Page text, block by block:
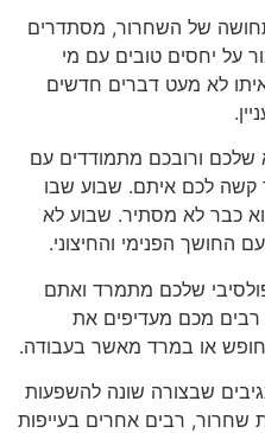
של השחרור, מסתדרים
על יחסים טובים עם מי
לא מעט דברים חדשים
ורובכם מתמודדים עם
קשה לכם איתם. שבוע שבו
כבר לא מסתיר. שבוע לא
החושך הפנימי והחיצוני.
שלכם מתמרד ואתם
מכם מעדיפים את
או במרד מאשר בעבודה.
שבצורה שונה להשפעות
רבים אחרים בעייפות